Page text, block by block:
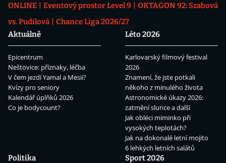
ONLINE
Eventový prostor Level 9
OKTAGON 92: Szabová
vs. Pudilová
Chance Liga 2026/27
Aktuálně
Epicentrum
Neštovice: příznaky, léčba
V čem jezdí Yamal a Mesii?
Kvízy pro seniory
Kalendář úplňků 2026
Co je bodycount?
Léto 2026
Karlovarský filmový festival
2026
Znamení, že jste potkali
někoho z minulého života
Astronomické úkazy 2026:
zatmění slunce a další
Jak obléci miminko při
vysokých teplotách?
Jak na dokonalé letní mojito
6 lehkých letních salátů
Politika
Sport 2026